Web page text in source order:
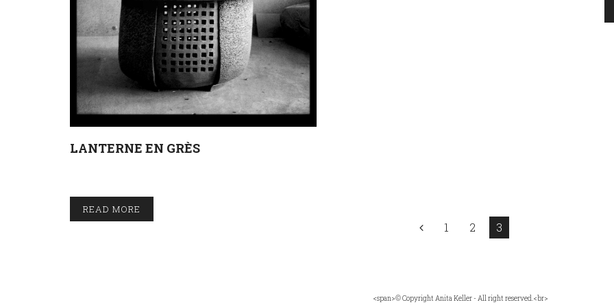
LANTERNE EN GRÈS
READ MORE
1 2 3
<span>© Copyright Anita Keller - All right reserved.<br>